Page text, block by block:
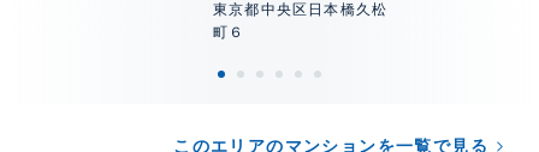
東京都中央区日本橋久松
町６
このエリアのマンションを一覧で見る